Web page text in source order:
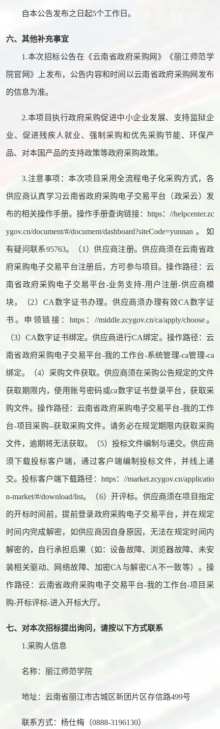
自本公告发布之日起5个工作日。
六、其他补充事宜
1.本次招标公告在《云南省政府采购网》《丽江师范学
院官网》上发布，公告内容和时间以云南省政府采购网发布
的信息为准。
2.本项目执行政府采购促进中小企业发展、支持监狱企
业、促进残疾人就业、强制采购和优先采购节能、环保产
品、对本国产品的支持政策等政府采购政策。
3.注意事项：本次项目采用全流程电子化采购方式，各
供应商认真学习云南省政府采购电子交易平台（政采云）发
布的相关操作手册。操作手册查询链接： https：//helpcenter.zc
ygov.cn/document/#/document/dashboard?siteCode=yunnan。如
有疑问联系95763。（1）供应商注册。供应商须在云南省政
府采购电子交易平台注册后，方可参与项目。操作路径：云
南省政府采购电子交易平台-业务支持-用户注册-供应商模
块。（2）CA数字证书办理。供应商须办理有效CA数字证
书。申领链接：https：//middle.zcygov.cn/ca/apply/choose。
（3）CA数字证书绑定。供应商进行CA绑定。操作路径：云
南省政府采购电子交易平台-我的工作台-系统管理-ca管理-ca
绑定。（4）采购文件获取。供应商须在采购公告规定的文件
获取期限内，使用账号密码或ca数字证书登录平台，获取采
购文件。操作路径：云南省政府采购电子交易平台-我的工作
台-项目采购--获取采购文件。请务必在规定期限内获取采购
文件，逾期将无法获取。（5） 投标文件编制与递交。供应商
须下载投标客户端，通过客户端编制 投标文件，并线上递
交。投标客户端下载路径： https：//market.zcygov.cn/applicatio
n-market/#/download/list。（6）开评标。供应商须在项目指定
的开标时间前，提前登录政府采购电子交易平台，并在规定
时间内完成解密，如供应商因自身原因，无法在规定时间内
解密的，自行承担后果（如：设备故障、浏览器故障、未安
装相关驱动、网络故障、加密CA与解密CA不一致等）。操
作路径：云南省政府采购电子交易平台-我的工作台-项目采
购-开标评标-进入开标大厅。
七、对本次招标提出询问，请按以下方式联系
1.采购人信息
名称： 丽江师范学院
地址：云南省丽江市古城区新团片区存信路499号
联系方式： 杨仕梅（0888-3196130）